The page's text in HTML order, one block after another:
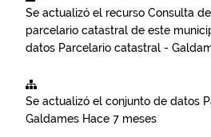
Se actualizó el recurso Consulta
parcelario catastral de este
datos Parcelario catastral -
Se actualizó el conjunto de datos
Galdames Hace 7 meses